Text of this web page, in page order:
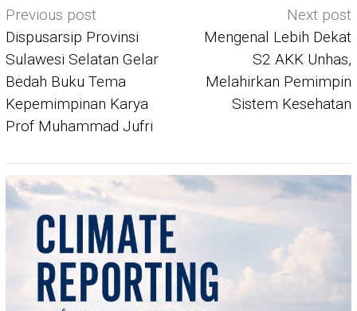
Post
navigation
Previous post
Dispusarsip Provinsi
Sulawesi Selatan Gelar
Bedah Buku Tema
Kepemimpinan Karya
Prof Muhammad Jufri
Next post
Mengenal Lebih Dekat
S2 AKK Unhas,
Melahirkan Pemimpin
Sistem Kesehatan